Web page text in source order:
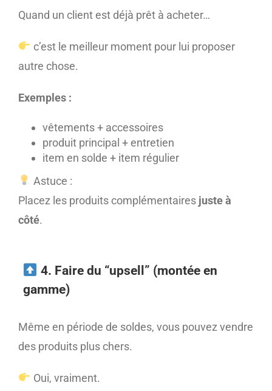
Quand un client est déjà prêt à acheter…
c’est le meilleur moment pour lui proposer
autre chose.
Exemples :
vêtements + accessoires
produit principal + entretien
item en solde + item régulier
Astuce :
Placez les produits complémentaires juste à
côté.
4. Faire du “upsell” (montée en
gamme)
Même en période de soldes, vous pouvez vendre
des produits plus chers.
Oui, vraiment.